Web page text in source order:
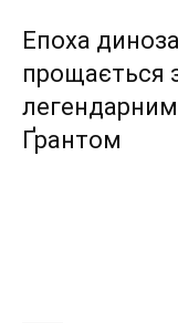
Епоха
прощається
Ґрантом